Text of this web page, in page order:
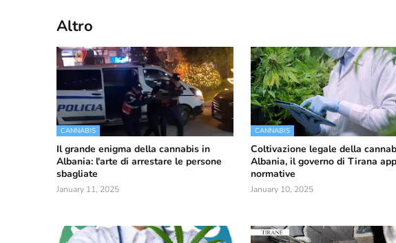
Altro
CANNABIS
Il grande enigma della cannabis in
Albania: l'arte di arrestare le persone
sbagliate
January 11, 2025
CANNABIS
Coltivazione legale della
Albania, il governo di Tirana
normative
January 10, 2025